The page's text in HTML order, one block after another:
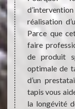
le
à
tapis
Ce
pas
être
réalisation
Parce que
faire
de produit
optimale de
d’un
tapis vous
la longévité